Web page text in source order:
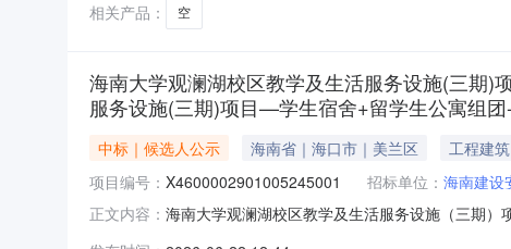
相关产品：
空
海南大学观澜湖校区教学及生活服务设施(三期
服务设施(三期)项目—学生宿舍+留学生公寓组
中标｜候选人公示 海南省｜海口市｜美兰区 工程建筑
项目编号： X4600002901005245001 招标单位： 海南建设
正文内容： 海南大学观澜湖校区教学及生活服务设施（三期